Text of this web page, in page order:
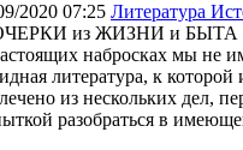
2020 07:25 Литература
набросках мы не
литература, к
из нескольких дел,
разобраться в